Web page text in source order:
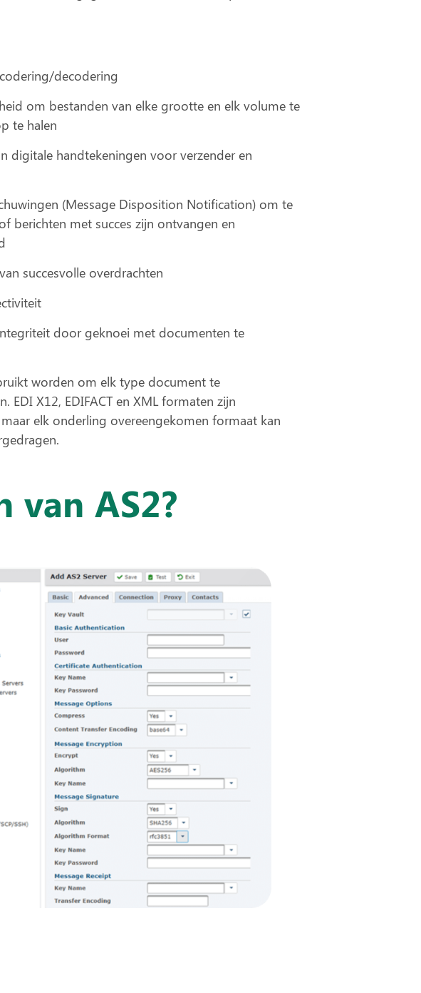
decodering
om bestanden van elke grootte en elk volume te
te halen
digitale handtekeningen voor verzender en
(Message Disposition Notification) om te
berichten met succes zijn ontvangen en
succesvolle overdrachten
door geknoei met documenten te
worden om elk type document te
EDI X12, EDIFACT en XML formaten zijn
elk onderling overeengekomen formaat kan
van AS2?